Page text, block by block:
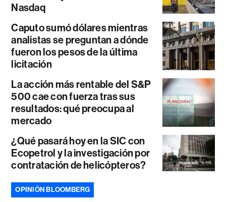
Nasdaq
Caputo sumó dólares mientras
analistas se preguntan a dónde
fueron los pesos de la última
licitación
La acción más rentable del S&P
500 cae con fuerza tras sus
resultados: qué preocupa al
mercado
¿Qué pasará hoy en la SIC con
Ecopetrol y la investigación por
contratación de helicópteros?
OPINIÓN BLOOMBERG